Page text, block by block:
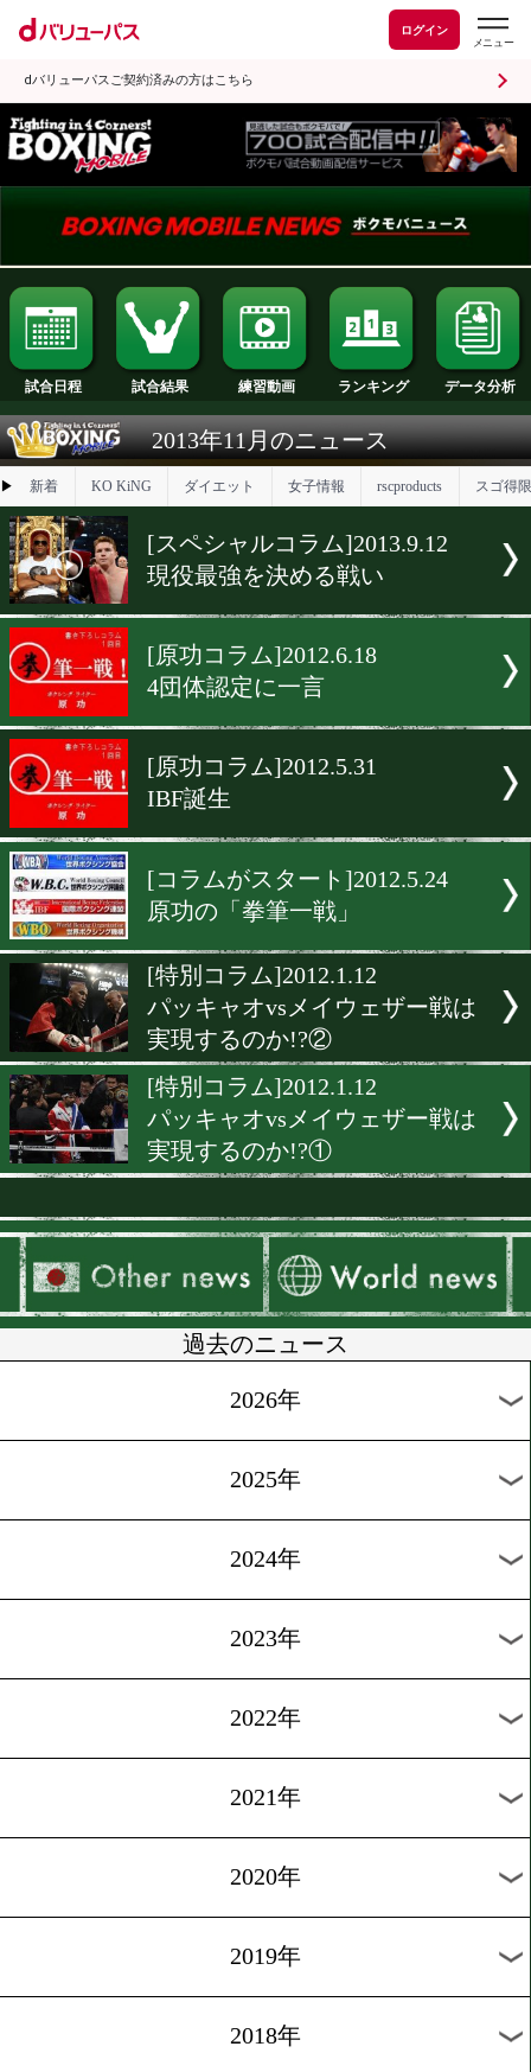
ログイン
dバリューパスご契約済みの方はこちら
試合日程 試合結果 練習動画 ランキング
2013年11月のニュース
▶ 新着 KO KiNG ダイエット 女子情報
[スペシャルコラム
現役最強を決める戦い
[原功コラム]2012.6.18
[原功コラム]2012.5.31
IBF誕生
[コラムがスタート
原功の「拳筆一戦」
[特別コラム]2012.1.12
パッキャオvsメイウェザー
実現するのか!?②
[特別コラム]2012.1.12
パッキャオvsメイウェザー
実現するのか!?①
過去のニュース
2026年
2025年
2024年
2023年